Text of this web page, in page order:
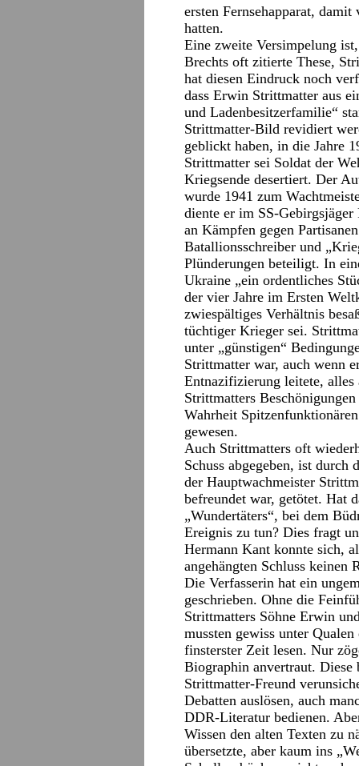
ersten Fernsehapparat,
hatten.
Eine zweite Versimpelung
Brechts oft zitierte These,
hat diesen Eindruck noch
dass Erwin Strittmatter aus
und Ladenbesitzerfamilie“
Strittmatter-Bild revidiert
geblickt haben, in die Jahre
Strittmatter sei Soldat der
Kriegsende desertiert. Der
wurde 1941 zum
diente er im SS-
an Kämpfen gegen
Batallionsschreiber und
Plünderungen beteiligt. In
Ukraine „ein ordentliches
der vier Jahre im Ersten
zwiespältiges Verhältnis
tüchtiger Krieger sei.
unter „günstigen“
Strittmatter war, auch wenn
Entnazifizierung leitete,
Strittmatters
Wahrheit
gewesen.
Auch Strittmatters oft
Schuss abgegeben, ist durch
der Hauptwachmeister
befreundet war, getötet. Hat
„Wundertäters“, bei dem
Ereignis zu tun? Dies fragt
Hermann Kant konnte sich,
angehängten Schluss keinen
Die Verfasserin hat ein
geschrieben. Ohne die
Strittmatters Söhne Erwin
mussten gewiss unter
finsterster Zeit lesen. Nur
Biographin anvertraut. Diese
Strittmatter-Freund
Debatten auslösen, auch
DDR-Literatur bedienen.
Wissen den alten Texten zu
übersetzte, aber kaum ins